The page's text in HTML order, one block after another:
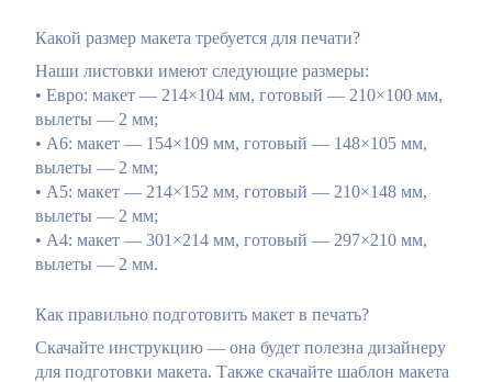
Какой размер макета требуется для печати?
Наши листовки имеют следующие размеры:
• Евро: макет — 214×104 мм, готовый — 210×100 мм,
вылеты — 2 мм;
• А6: макет — 154×109 мм, готовый — 148×105 мм,
вылеты — 2 мм;
• А5: макет — 214×152 мм, готовый — 210×148 мм,
вылеты — 2 мм;
• А4: макет — 301×214 мм, готовый — 297×210 мм,
вылеты — 2 мм.
Как правильно подготовить макет в печать?
Скачайте инструкцию — она будет полезна дизайнеру
для подготовки макета. Также скачайте шаблон макета